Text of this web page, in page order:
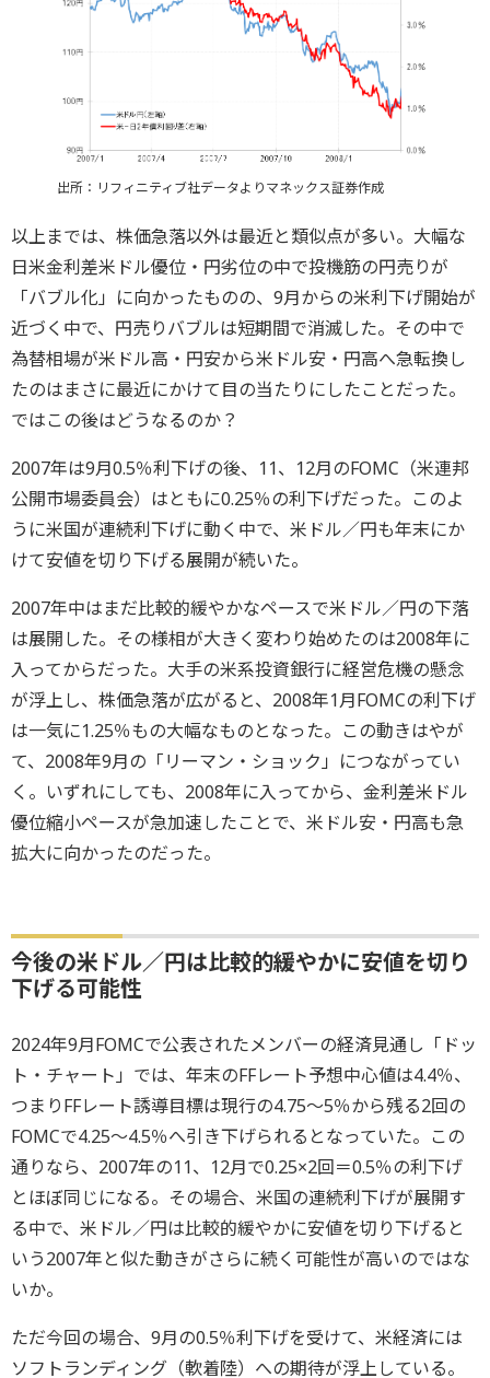
出所：リフィニティブ社データよりマネックス証券作成
以上までは、株価急落以外は最近と類似点が多い。大幅な
日米金利差米ドル優位・円劣位の中で投機筋の円売りが
「バブル化」に向かったものの、9月からの米利下げ開始が
近づく中で、円売りバブルは短期間で消滅した。その中で
為替相場が米ドル高・円安から米ドル安・円高へ急転換し
たのはまさに最近にかけて目の当たりにしたことだった。
ではこの後はどうなるのか？
2007年は9月0.5％利下げの後、11、12月のFOMC（米連邦
公開市場委員会）はともに0.25％の利下げだった。このよ
うに米国が連続利下げに動く中で、米ドル／円も年末にか
けて安値を切り下げる展開が続いた。
2007年中はまだ比較的緩やかなペースで米ドル／円の下落
は展開した。その様相が大きく変わり始めたのは2008年に
入ってからだった。大手の米系投資銀行に経営危機の懸念
が浮上し、株価急落が広がると、2008年1月FOMCの利下げ
は一気に1.25％もの大幅なものとなった。この動きはやが
て、2008年9月の「リーマン・ショック」につながってい
く。いずれにしても、2008年に入ってから、金利差米ドル
優位縮小ペースが急加速したことで、米ドル安・円高も急
拡大に向かったのだった。
今後の米ドル／円は比較的緩やかに安値を切り
下げる可能性
2024年9月FOMCで公表されたメンバーの経済見通し「ドッ
ト・チャート」では、年末のFFレート予想中心値は4.4％、
つまりFFレート誘導目標は現行の4.75～5％から残る2回の
FOMCで4.25～4.5％へ引き下げられるとなっていた。この
通りなら、2007年の11、12月で0.25×2回＝0.5％の利下げ
とほぼ同じになる。その場合、米国の連続利下げが展開す
る中で、米ドル／円は比較的緩やかに安値を切り下げると
いう2007年と似た動きがさらに続く可能性が高いのではな
いか。
ただ今回の場合、9月の0.5％利下げを受けて、米経済には
ソフトランディング（軟着陸）への期待が浮上している。